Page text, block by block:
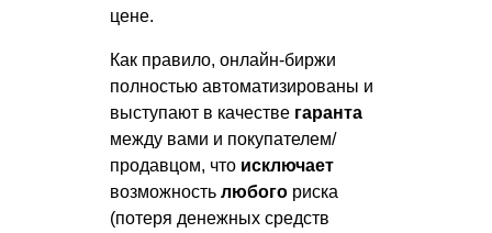
цене.
Как правило, онлайн-биржи
полностью автоматизированы и
выступают в качестве гаранта
между вами и покупателем/
продавцом, что исключает
возможность любого риска
(потеря денежных средств